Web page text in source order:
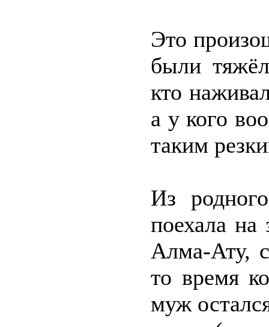
Это
были
кто
а у кого
таким
Из
поехала на
Алма-Ату,
то время
муж